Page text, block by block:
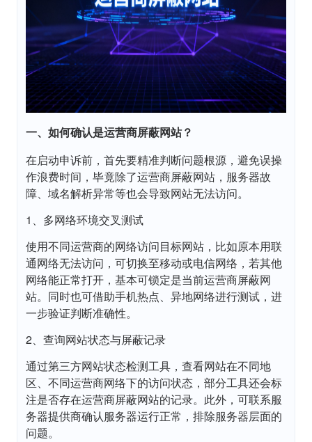
一、如何确认是运营商屏蔽网站？
在启动申诉前，首先要精准判断问题根源，避免误操
作浪费时间，毕竟除了运营商屏蔽网站，服务器故
障、域名解析异常等也会导致网站无法访问。
1、多网络环境交叉测试
使用不同运营商的网络访问目标网站，比如原本用联
通网络无法访问，可切换至移动或电信网络，若其他
网络能正常打开，基本可锁定是当前运营商屏蔽网
站。同时也可借助手机热点、异地网络进行测试，进
一步验证判断准确性。
2、查询网站状态与屏蔽记录
通过第三方网站状态检测工具，查看网站在不同地
区、不同运营商网络下的访问状态，部分工具还会标
注是否存在运营商屏蔽网站的记录。此外，可联系服
务器提供商确认服务器运行正常，排除服务器层面的
问题。